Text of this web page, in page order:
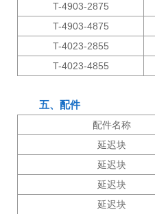
T-4903-2875
T-4903-4875
T-4023-2855
T-4023-4855
五、配件
配件名称
延迟块
延迟块
延迟块
延迟块